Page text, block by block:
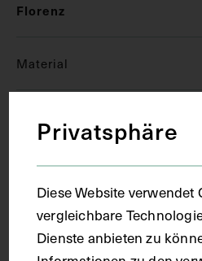
Florenz
Material
Technik
Handschrift
Privatsphäre
Diese Website verwendet
vergleichbare
Dienste anbieten zu